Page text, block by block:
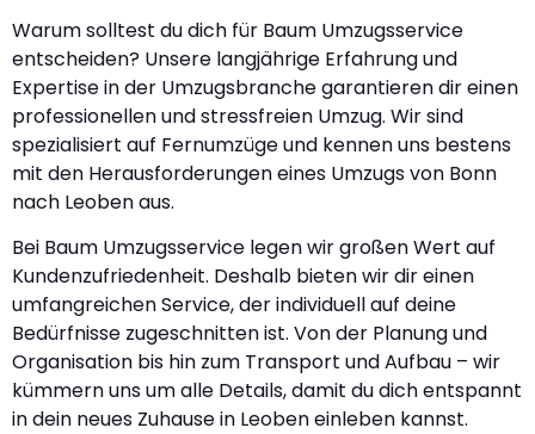
Warum solltest du dich für Baum Umzugsservice
entscheiden? Unsere langjährige Erfahrung und
Expertise in der Umzugsbranche garantieren dir einen
professionellen und stressfreien Umzug. Wir sind
spezialisiert auf Fernumzüge und kennen uns bestens
mit den Herausforderungen eines Umzugs von Bonn
nach Leoben aus.
Bei Baum Umzugsservice legen wir großen Wert auf
Kundenzufriedenheit. Deshalb bieten wir dir einen
umfangreichen Service, der individuell auf deine
Bedürfnisse zugeschnitten ist. Von der Planung und
Organisation bis hin zum Transport und Aufbau – wir
kümmern uns um alle Details, damit du dich entspannt
in dein neues Zuhause in Leoben einleben kannst.